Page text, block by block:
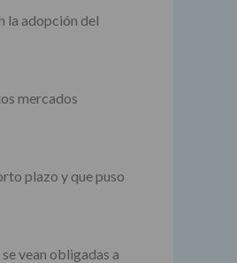
la adopción del
mercados
plazo y que puso
vean obligadas a